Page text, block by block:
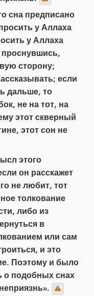
сна предписано
у Аллаха
у Аллаха
сторону;
если
дальше, то
не на тот, на
этот скверный
этот сон не
этого
он расскажет
не любит, тот
толкование
либо из
в
или сам
и это
Поэтому и было
о подобных снах